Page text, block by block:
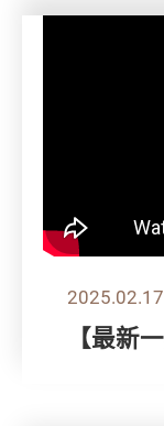
2025.02.17
【最新